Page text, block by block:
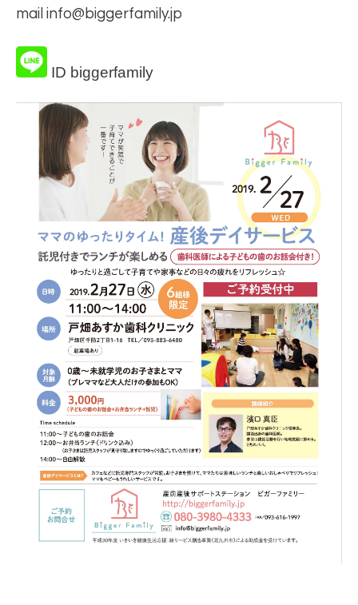
mail info@biggerfamily.jp
ID biggerfamily